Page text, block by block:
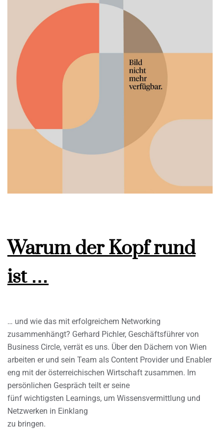
Warum der Kopf rund
ist …
… und wie das mit erfolgreichem Networking
zusammenhängt? Gerhard Pichler, Geschäftsführer von
Business Circle, verrät es uns. Über den Dächern von Wien
arbeiten er und sein Team als Content Provider und Enabler
eng mit der österreichischen Wirtschaft zusammen. Im
persönlichen Gespräch teilt er seine
fünf wichtigsten Learnings, um Wissensvermittlung und
Netzwerken in Einklang
zu bringen.